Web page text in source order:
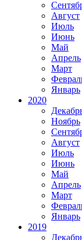
Август
Июль
Июнь
Май
Апрель
Март
Январь
2020
Ноябрь
Август
Июль
Июнь
Май
Апрель
Март
Январь
2019